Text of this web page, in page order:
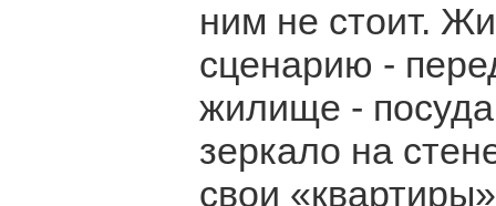
ним не стоит.
сценарию -
жилище -
зеркало на
свои